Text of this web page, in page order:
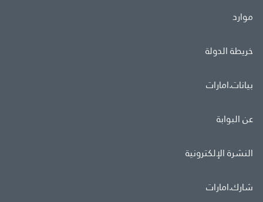
موارد
خريطة الدولة
بيانات.امارات
عن البوابة
النشرة الإلكترونية
شارك.امارات